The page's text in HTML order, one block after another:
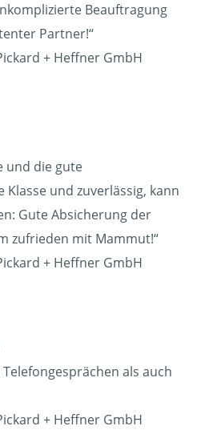
Beauftragung
Partner!“
+ Heffner GmbH
und die gute
und zuverlässig, kann
Gute Absicherung der
zufrieden mit Mammut!“
+ Heffner GmbH
Telefongesprächen als auch
+ Heffner GmbH